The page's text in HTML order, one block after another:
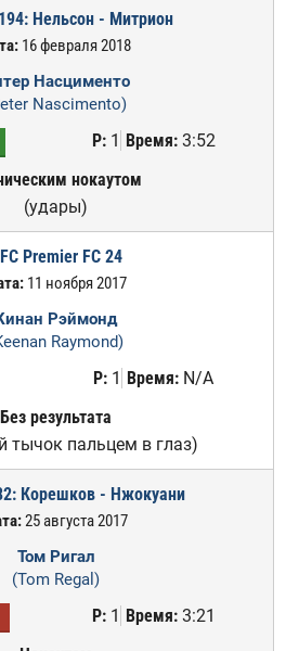
Нельсон - Митрион
16 февраля 2018
Насцименто
Nascimento)
Р:1 Время:3:52
нокаутом
(удары)
Premier FC 24
11 ноября 2017
Рэймонд
Raymond)
Р: 1 Время: N/A
Без результата
тычок пальцем в глаз)
Корешков - Нжокуани
25 августа 2017
Том Ригал
(Tom Regal)
Р:1 Время:3:21